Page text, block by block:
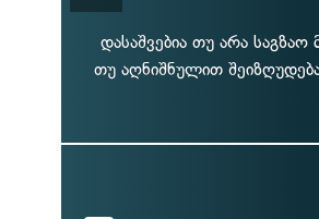
დასაშვებია თუ არა
თუ აღნიშნულით